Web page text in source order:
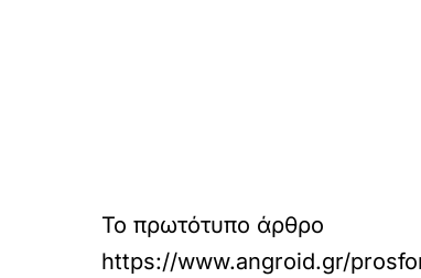
Το πρωτότυπο άρθρο
https://www.angroid.gr/